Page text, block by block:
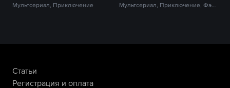
Мультсериал, Приключение
Статьи
Регистрация и оплата